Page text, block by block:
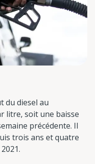
du diesel au
litre, soit une baisse
précédente. Il
trois ans et quatre